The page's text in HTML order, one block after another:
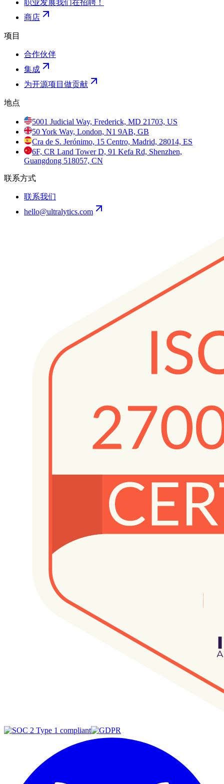
职业发展我们在招聘！
商店
项目
合作伙伴
集成
为开源项目做贡献
地点
5001 Judicial Way, Frederick, MD 21703, US
50 York Way, London, N1 9AB, GB
Cra de S. Jerónimo, 15 Centro, Madrid, 28014, ES
6F, CR Land Tower D, 91 Kefa Rd, Shenzhen,
Guangdong 518057, CN
联系方式
联系我们
hello@ultralytics.com